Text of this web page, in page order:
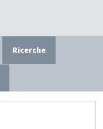
Ricerche